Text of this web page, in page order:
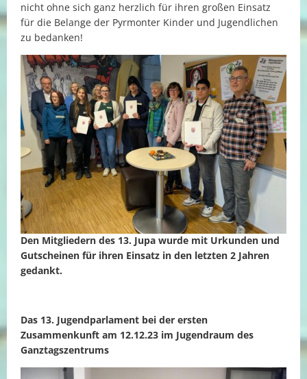
nicht ohne sich ganz herzlich für ihren großen Einsatz
für die Belange der Pyrmonter Kinder und Jugendlichen
zu bedanken!
Den Mitgliedern des 13. Jupa wurde mit Urkunden und
Gutscheinen für ihren Einsatz in den letzten 2 Jahren
gedankt.
Das 13. Jugendparlament bei der ersten
Zusammenkunft am 12.12.23 im Jugendraum des
Ganztagszentrums